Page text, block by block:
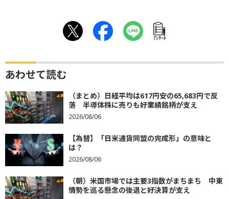
ｱﾝｹｰﾄ
あわせて読む
（まとめ）日経平均は617円安の65,683円で反
落 半導体株に売りも好業績銘柄が支え
2026/08/06
【為替】「日米通貨同盟の完成形」の意味と
は？
2026/08/06
（朝）米国市場では主要3指数がまちまち 中東
情勢を巡る懸念の後退と好決算が支え